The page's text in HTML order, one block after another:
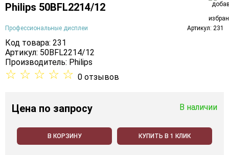
Philips 50BFL2214/12
Профессиональные дисплеи Артикул: 231
Код товара: 231
Артикул: 50BFL2214/12
Производитель: Philips
☆ ☆ ☆ ☆ ☆ 0 отзывов
Цена по запросу В наличии
В КОРЗИНУ КУПИТЬ В 1 КЛИК